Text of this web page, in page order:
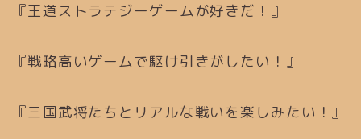
『王道ストラテジーゲームが好きだ！』
『戦略高いゲームで駆け引きがしたい！』
『三国武将たちとリアルな戦いを楽しみたい！』